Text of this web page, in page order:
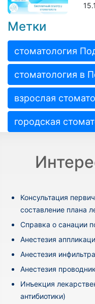
Метки
стоматология
стоматология в
взрослая
городская
Консультация
составление плана
Cправка о санации
Анестезия
Анестезия
Анестезия
Инъекция
антибиотики)